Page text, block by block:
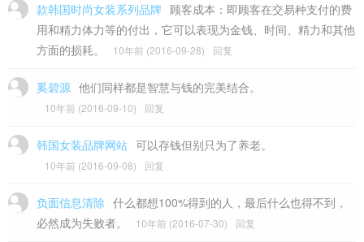
款韩国时尚女装系列品牌 顾客成本：即顾客在交易种支付的费
用和精力体力等的付出，它可以表现为金钱、时间、精力和其他
方面的损耗。
10年前 (2016-09-28) 回复
奚碧源 他们同样都是智慧与钱的完美结合。
10年前 (2016-09-10) 回复
韩国女装品牌网站 可以存钱但别只为了养老。
10年前 (2016-09-08) 回复
负面信息清除 什么都想100%得到的人，最后什么也得不到，
必然成为失败者。
10年前 (2016-07-30) 回复